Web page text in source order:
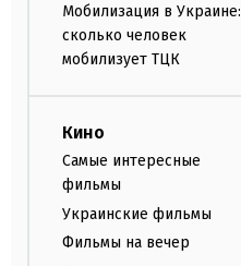
Мобилизация в Украине:
сколько человек
мобилизует ТЦК
Кино
Самые интересные
фильмы
Украинские фильмы
Фильмы на вечер